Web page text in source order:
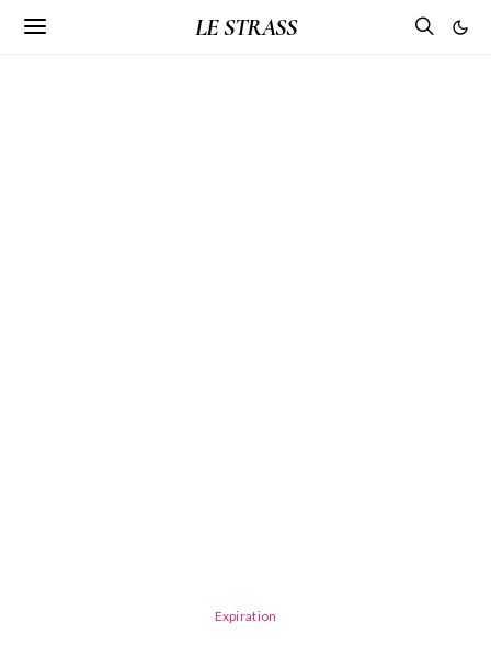
LE STRASS
Expiration